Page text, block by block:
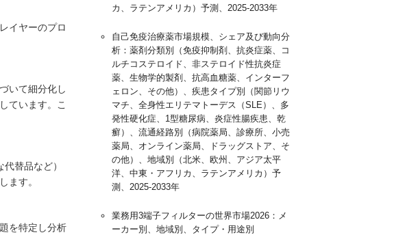
イヤーのプロ
いて細分化し
ています。こ
替品など）
ます。
を特定し分析
カ、ラテンアメリカ）予測、2025-2033年
自己免疫治療薬市場規模、シェア及び動向分
析：薬剤分類別（免疫抑制剤、抗炎症薬、コ
ルチコステロイド、非ステロイド性抗炎症
薬、生物学的製剤、抗高血糖薬、インターフ
ェロン、その他）、疾患タイプ別（関節リウ
マチ、全身性エリテマトーデス（SLE）、多
発性硬化症、1型糖尿病、炎症性腸疾患、乾
癬）、流通経路別（病院薬局、診療所、小売
薬局、オンライン薬局、ドラッグストア、そ
の他）、地域別（北米、欧州、アジア太平
洋、中東・アフリカ、ラテンアメリカ）予
測、2025-2033年
業務用3端子フィルターの世界市場2026：メ
ーカー別、地域別、タイプ・用途別